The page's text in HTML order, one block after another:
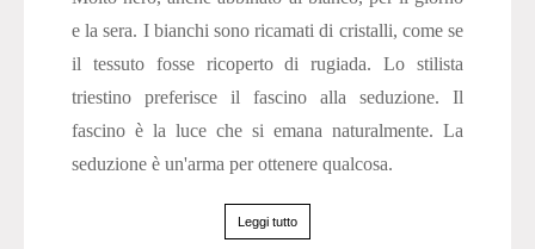
e la sera. I bianchi sono ricamati di cristalli, come se
il tessuto fosse ricoperto di rugiada. Lo stilista
triestino preferisce il fascino alla seduzione. Il
fascino è la luce che si emana naturalmente. La
seduzione è un'arma per ottenere qualcosa.
Leggi tutto